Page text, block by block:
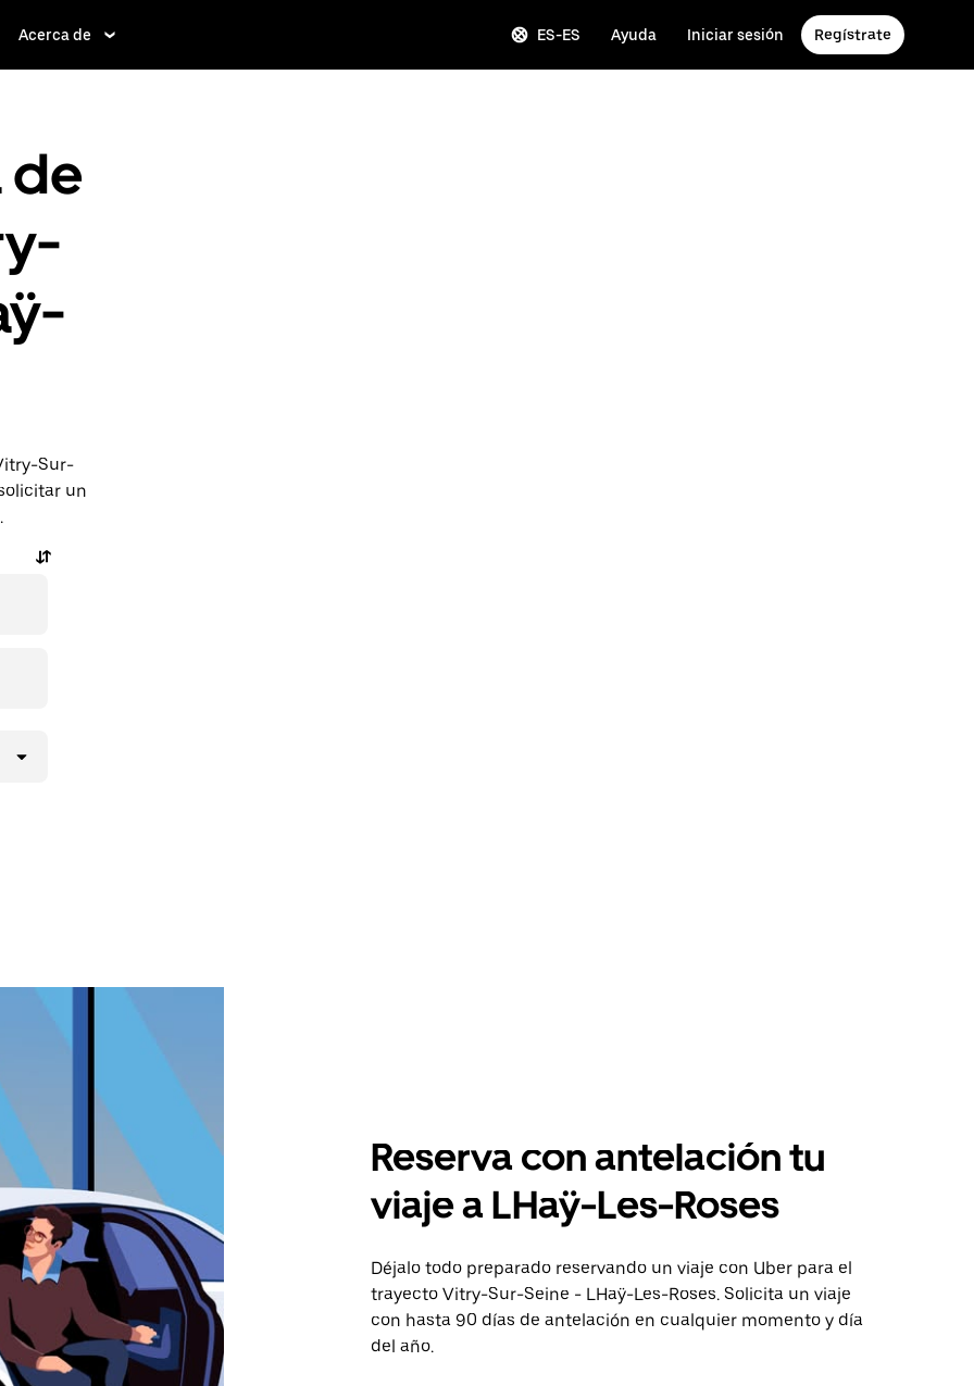
Acerca de ES-ES Ayuda Iniciar sesión Regístrate
de
Sur-
un
Reserva con antelación tu
viaje a LHaÿ-Les-Roses
Déjalo todo preparado reservando un viaje con Uber para el
trayecto Vitry-Sur-Seine - LHaÿ-Les-Roses. Solicita un viaje
con hasta 90 días de antelación en cualquier momento y día
del año.